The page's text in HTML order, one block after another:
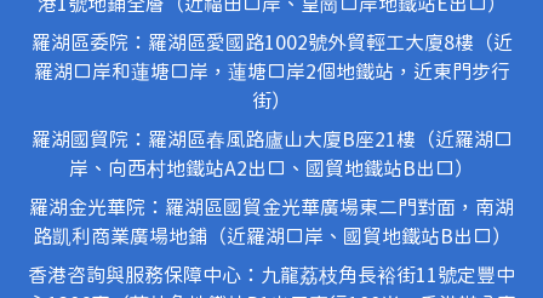
港1號地鋪全層（近福田口岸、皇崗口岸地鐵站E出口）
羅湖區委院：羅湖區愛國路1002號外貿輕工大廈8樓（近
羅湖口岸和蓮塘口岸，蓮塘口岸2個地鐵站，近東門步行
街）
羅湖國貿院：羅湖區春風路廬山大廈B座21樓（近羅湖口
岸、向西村地鐵站A2出口、國貿地鐵站B出口）
羅湖金光華院：羅湖區國貿金光華廣場東二門對面，南湖
路凱利商業廣場地鋪（近羅湖口岸、國貿地鐵站B出口）
香港咨詢與服務保障中心：九龍荔枝角長裕街11號定豐中